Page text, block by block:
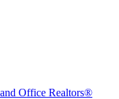
Office Realtors®